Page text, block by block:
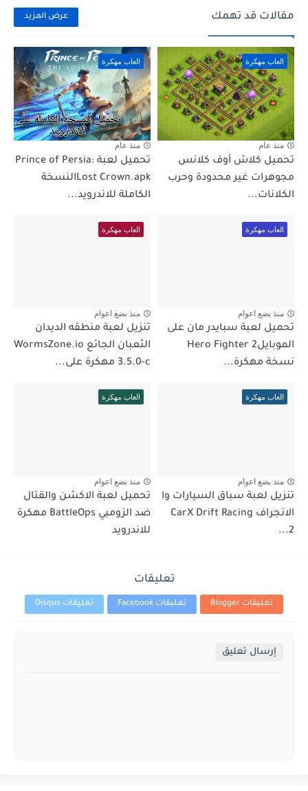
مقالات قد تهمك عرض المزيد
العاب مهكرة
منذ عام
تحميل كلاش أوف كلانس
مجوهرات غير محدودة وحرب
الكلانات...
العاب مهكرة
منذ عام
تحميل لعبة Prince of Persia:
Lost Crown.apkالنسخة
الكاملة للاندرويد...
العاب مهكرة
منذ بضع اعوام
تحميل لعبة سبايدر مان على
الموبايلHero Fighter 2
نسخة مهكرة...
العاب مهكرة
منذ بضع اعوام
تنزيل لعبة منطقه الديدان
الثعبان الجائع WormsZone.io
3.5.0-c مهكرة على...
العاب مهكرة
منذ بضع اعوام
تنزيل لعبة سباق السيارات وا
الانجراف CarX Drift Racing
2...
العاب مهكرة
منذ بضع اعوام
تحميل لعبة الاكشن والقتال
ضد الزومبي BattleOps مهكرة
للاندرويد
تعليقات
تعليقات Blogger تعليقات Facebook تعليقات Disqus
إرسال تعليق